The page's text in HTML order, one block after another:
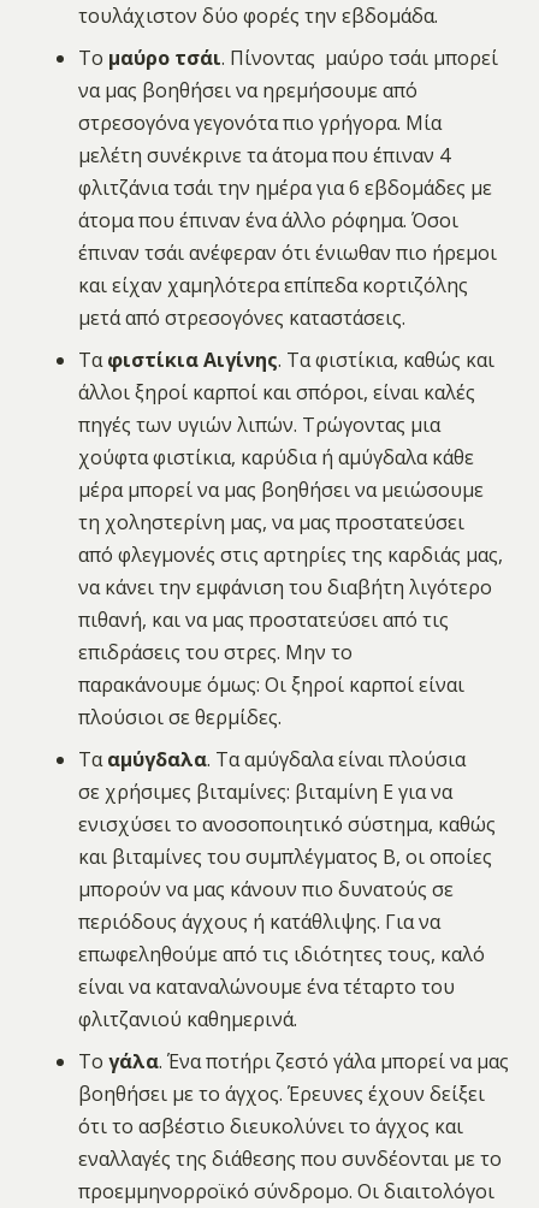
τουλάχιστον δύο φορές την εβδομάδα.
Το μαύρο τσάι. Πίνοντας μαύρο τσάι μπορεί
να μας βοηθήσει να ηρεμήσουμε από
στρεσογόνα γεγονότα πιο γρήγορα. Μία
μελέτη συνέκρινε τα άτομα που έπιναν 4
φλιτζάνια τσάι την ημέρα για 6 εβδομάδες με
άτομα που έπιναν ένα άλλο ρόφημα. Όσοι
έπιναν τσάι ανέφεραν ότι ένιωθαν πιο ήρεμοι
και είχαν χαμηλότερα επίπεδα κορτιζόλης
μετά από στρεσογόνες καταστάσεις.
Ταφιστίκια Αιγίνης. Τα φιστίκια, καθώς και
άλλοι ξηροί καρποί και σπόροι, είναι καλές
πηγές των υγιών λιπών. Τρώγοντας μια
χούφτα φιστίκια, καρύδια ή αμύγδαλα κάθε
μέρα μπορεί να μας βοηθήσει να μειώσουμε
τη χοληστερίνη μας, να μας προστατεύσει
από φλεγμονές στις αρτηρίες της καρδιάς μας,
να κάνει την εμφάνιση του διαβήτη λιγότερο
πιθανή, και να μας προστατεύσει από τις
επιδράσεις του στρες. Μην το
παρακάνουμε όμως: Οι ξηροί καρποί είναι
πλούσιοι σε θερμίδες.
Τααμύγδαλα. Τα αμύγδαλα είναι πλούσια
σε χρήσιμες βιταμίνες: βιταμίνη Ε για να
ενισχύσει το ανοσοποιητικό σύστημα, καθώς
και βιταμίνες του συμπλέγματος Β, οι οποίες
μπορούν να μας κάνουν πιο δυνατούς σε
περιόδους άγχους ή κατάθλιψης. Για να
επωφεληθούμε από τις ιδιότητες τους, καλό
είναι να καταναλώνουμε ένα τέταρτο του
φλιτζανιού καθημερινά.
Το γάλα. Ένα ποτήρι ζεστό γάλα μπορεί να μας
βοηθήσει με το άγχος. Έρευνες έχουν δείξει
ότι το ασβέστιο διευκολύνει το άγχος και
εναλλαγές της διάθεσης που συνδέονται με το
προεμμηνορροϊκό σύνδρομο. Οι διαιτολόγοι